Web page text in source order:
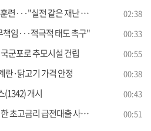
···"실전 같은 재난 대응" 02:38
임···적극적 태도 촉구" 00:33
군포로 추모시설 건립 00:55
란·닭고기 가격 안정 00:38
(1342) 개시 00:43
급전대출 사기에 속지 마세요 00:51